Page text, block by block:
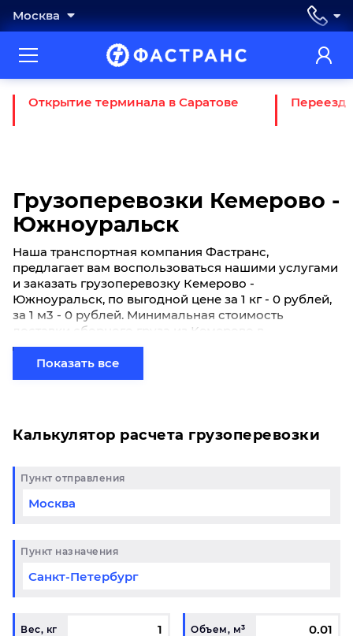
Москва
Открытие терминала в Саратове Переезд
Грузоперевозки Кемерово -
Южноуральск
Наша транспортная компания Фастранс,
предлагает вам воспользоваться нашими услугами
и заказать грузоперевозку Кемерово -
Южноуральск, по выгодной цене за 1 кг - 0 рублей,
за 1 м3 - 0 рублей. Минимальная стоимость
доставки сборного груза из Кемерово в
Южноуральск начинается от 0 рублей. Если вы
хотите отправить свой груз сборной партией по
готовому маршруту в Южноуральск и у вас
Показать все
Калькулятор расчета грузоперевозки
Пункт отправления
Пункт назначения
Вес, кг Объем, м³